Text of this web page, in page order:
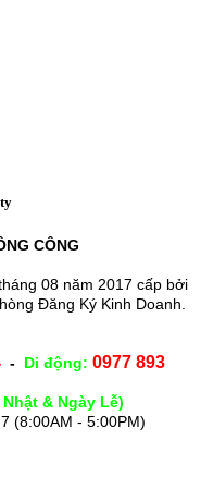
CÔNG
08 năm 2017 cấp bởi
Đăng Ký Kinh Doanh.
- Di động: 0977 893
& Ngày Lễ)
(8:00AM - 5:00PM)